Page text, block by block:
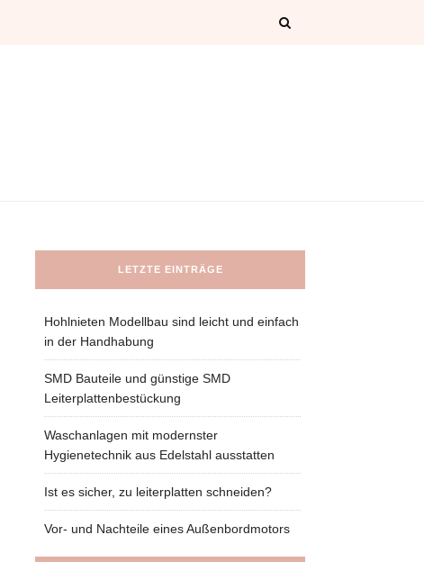
LETZTE EINTRÄGE
Hohlnieten Modellbau sind leicht und einfach
in der Handhabung
SMD Bauteile und günstige SMD
Leiterplattenbestückung
Waschanlagen mit modernster
Hygienetechnik aus Edelstahl ausstatten
Ist es sicher, zu leiterplatten schneiden?
Vor- und Nachteile eines Außenbordmotors